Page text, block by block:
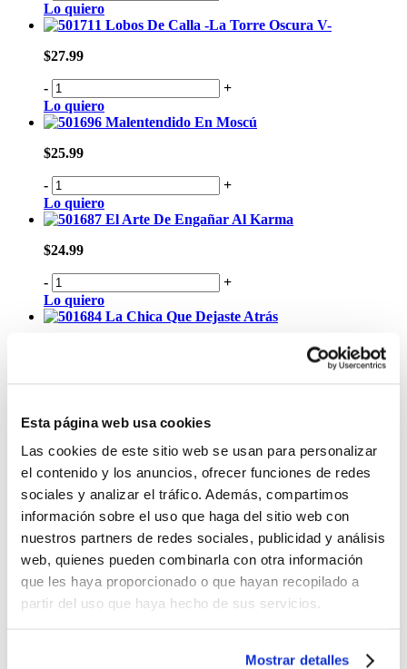
Esta página web usa cookies
Las cookies de este sitio web se usan para personalizar
el contenido y los anuncios, ofrecer funciones de redes
sociales y analizar el tráfico. Además, compartimos
información sobre el uso que haga del sitio web con
nuestros partners de redes sociales, publicidad y análisis
web, quienes pueden combinarla con otra información
que les haya proporcionado o que hayan recopilado a
partir del uso que haya hecho de sus servicios.
Mostrar detalles
Lo quiero
Lobos De Calla -La Torre Oscura V-
$27.99
-
+
Lo quiero
Malentendido En Moscú
$25.99
-
+
Lo quiero
El Arte De Engañar Al Karma
$24.99
-
+
Lo quiero
La Chica Que Dejaste Atrás
El Rabino
$23.99
-
+
Lo quiero
El Juego Del Ángel
$19.99
Lo quiero
Cell